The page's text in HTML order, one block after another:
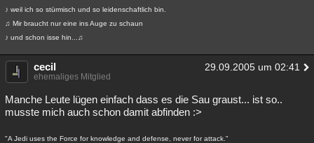
♪ weil ich so stürmisch und so leidenschaftlich bin.
♫ Mir braucht nur eine ins Auge zu schaun
♪ und schon isse hin...♫
cecil 29.09.2005 um 02:41
ehemaliges Mitglied
Manche Leute lügen einfach dass es die Sau graust... ist so..
musste mich auch schon damit abfinden :>
"A Jedi uses the Force for knowledge and defense, never for attack."